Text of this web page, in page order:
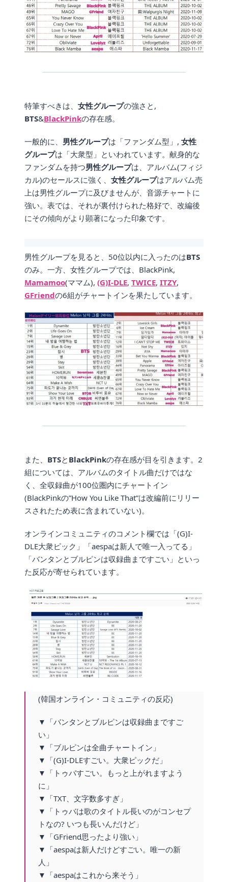
特筆すべきは、 女性グループの強さと,
BTS&BlackPinkの存在感。
一般的に、 男性グループは「ファンダム型」, 女性
グループは「大衆型」といわれています。献身的な
ファンダムを持つ男性グループは、アルバム(フィジ
カル)のセールスに強く、 女性グループはアルバム売
上は男性グループに及びませんが、音源チャートに
強い。表では、それが裏付けられた格好で、改編後
にその傾向がより顕著になった印象です。
男性グループを見ると、50位以内に入ったのはBTS
のみ。一方、女性グループでは、BlackPink,
Mamamoo(ママム), (G)I-DLE, TWICE, ITZY,
GFriendの6組がチャートインを果たしています。
また、 BTSと BlackPinkの存在感が目を引きます。2
組については、アルバムのタイトル曲だけではな
く、全収録曲が100位圏内にチャートイン
(BlackPinkの”How You Like That”は改編前にリリー
スされたため表に含まれていない)。
オンラインコミュニティのコメント欄では「(G)I-
DLE大衆ピック」「aespaは新人で唯一入ってる」
「バンタンとブルピンは収録曲まですごい」といっ
た反応が寄せられています。
(韓国オンライン・コミュニティの反応)
▼「バンタンとブルピンは収録曲まですご
い」
▼「ブルピンは全曲チャートイン」
▼「(G)I-DLEすごい。大衆ピックだ」
▼「トゥバすごい。もっと上がれますよう
に」
▼「TXT、文字数多すぎ」
▼「トゥバは歌のタイトル長いのがコンセプ
トなの? いつも長いんだけど」
▼「GFriend思ったより強い」
▼「aespaは新人だけどすごい。唯一の新
人」
▼「aespaはこれから来そう」